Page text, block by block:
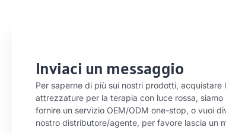
Inviaci un messaggio
Per saperne di più sui nostri prodotti, acquistare
attrezzature per la terapia con luce rossa, siamo
fornire un servizio OEM/ODM one-stop, o vuoi
nostro distributore/agente, per favore lascia un